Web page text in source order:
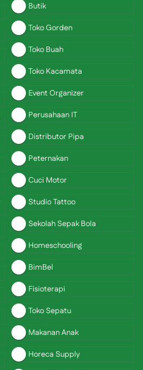
Butik
Toko Gorden
Toko Buah
Toko Kacamata
Event Organizer
Perusahaan IT
Distributor Pipa
Peternakan
Cuci Motor
Studio Tattoo
Sekolah Sepak Bola
Homeschooling
BimBel
Fisioterapi
Toko Sepatu
Makanan Anak
Horeca Supply